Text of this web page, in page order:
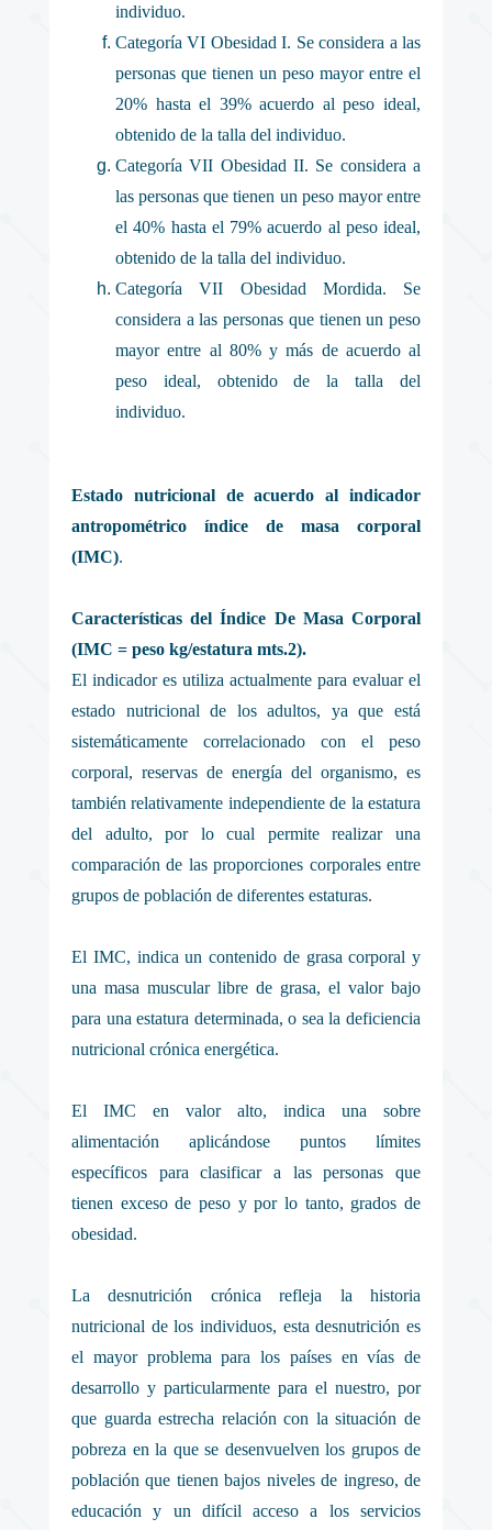
individuo.
Categoría VI Obesidad I. Se considera a las
personas que tienen un peso mayor entre el
20% hasta el 39% acuerdo al peso ideal,
obtenido de la talla del individuo.
Categoría VII Obesidad II. Se considera a
las personas que tienen un peso mayor entre
el 40% hasta el 79% acuerdo al peso ideal,
obtenido de la talla del individuo.
Categoría VII Obesidad Mordida. Se
considera a las personas que tienen un peso
mayor entre al 80% y más de acuerdo al
peso ideal, obtenido de la talla del
individuo.
Estado nutricional de acuerdo al indicador
antropométrico índice de masa corporal
(IMC).
Características del Índice De Masa Corporal
(IMC = peso kg/estatura mts.2).
El indicador es utiliza actualmente para evaluar el
estado nutricional de los adultos, ya que está
sistemáticamente correlacionado con el peso
corporal, reservas de energía del organismo, es
también relativamente independiente de la estatura
del adulto, por lo cual permite realizar una
comparación de las proporciones corporales entre
grupos de población de diferentes estaturas.
El IMC, indica un contenido de grasa corporal y
una masa muscular libre de grasa, el valor bajo
para una estatura determinada, o sea la deficiencia
nutricional crónica energética.
El IMC en valor alto, indica una sobre
alimentación aplicándose puntos límites
específicos para clasificar a las personas que
tienen exceso de peso y por lo tanto, grados de
obesidad.
La desnutrición crónica refleja la historia
nutricional de los individuos, esta desnutrición es
el mayor problema para los países en vías de
desarrollo y particularmente para el nuestro, por
que guarda estrecha relación con la situación de
pobreza en la que se desenvuelven los grupos de
población que tienen bajos niveles de ingreso, de
educación y un difícil acceso a los servicios